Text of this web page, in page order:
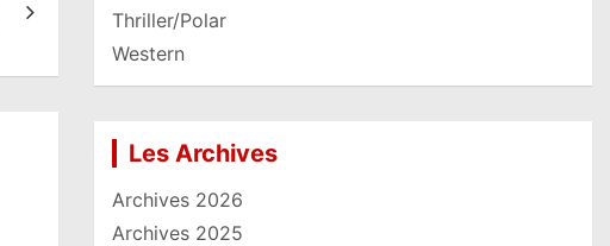
Thriller/Polar
Western
Les Archives
Archives 2026
Archives 2025